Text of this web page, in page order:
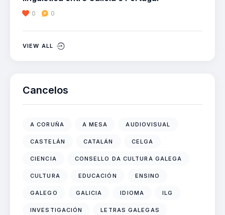
0 0
VIEW ALL
Cancelos
A CORUÑA A MESA AUDIOVISUAL
CASTELÁN CATALÁN CELGA
CIENCIA CONSELLO DA CULTURA GALEGA
CULTURA EDUCACIÓN ENSINO
GALEGO GALICIA IDIOMA ILG
INVESTIGACIÓN LETRAS GALEGAS